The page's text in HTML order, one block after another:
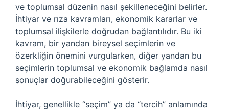
ve toplumsal düzenin nasıl şekilleneceğini belirler.
İhtiyar ve rıza kavramları, ekonomik kararlar ve
toplumsal ilişkilerle doğrudan bağlantılıdır. Bu iki
kavram, bir yandan bireysel seçimlerin ve
özerkliğin önemini vurgularken, diğer yandan bu
seçimlerin toplumsal ve ekonomik bağlamda nasıl
sonuçlar doğurabileceğini gösterir.
İhtiyar, genellikle “seçim” ya da “tercih” anlamında